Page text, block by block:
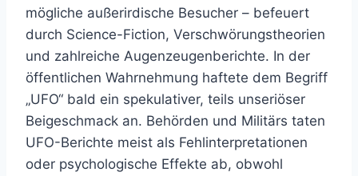
mögliche außerirdische Besucher – befeuert
durch Science-Fiction, Verschwörungstheorien
und zahlreiche Augenzeugenberichte. In der
öffentlichen Wahrnehmung haftete dem Begriff
„UFO“ bald ein spekulativer, teils unseriöser
Beigeschmack an. Behörden und Militärs taten
UFO-Berichte meist als Fehlinterpretationen
oder psychologische Effekte ab, obwohl